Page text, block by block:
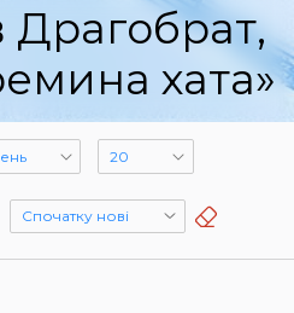
Драгобрат,
хата»